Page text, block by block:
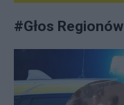
#Głos Regionów